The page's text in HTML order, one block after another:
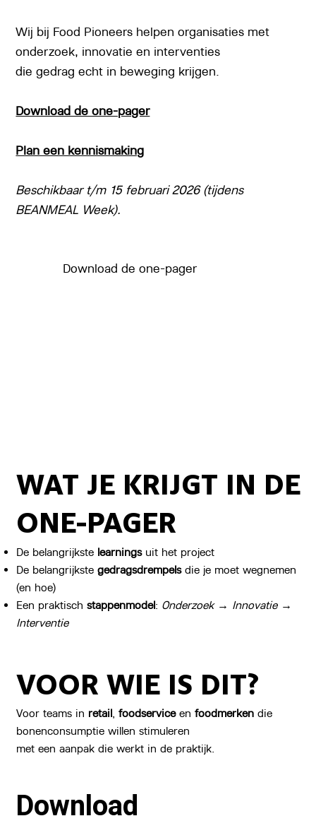
Wij bij Food Pioneers helpen organisaties met
onderzoek, innovatie en interventies
die gedrag echt in beweging krijgen.
Download de one-pager
Plan een kennismaking
Beschikbaar t/m 15 februari 2026 (tijdens
BEANMEAL Week).
Download de one-pager
WAT JE KRIJGT IN DE
ONE-PAGER
De belangrijkste learnings uit het project
De belangrijkste gedragsdrempels die je moet wegnemen
(en hoe)
Een praktisch stappenmodel: Onderzoek → Innovatie →
Interventie
VOOR WIE IS DIT?
Voor teams in retail, foodservice en foodmerken die
bonenconsumptie willen stimuleren
met een aanpak die werkt in de praktijk.
Download